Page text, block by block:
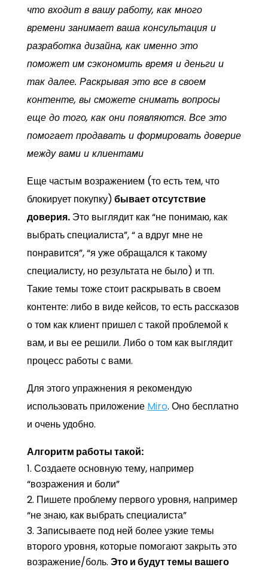
что входит в вашу работу, как много
времени занимает ваша консультация и
разработка дизайна, как именно это
поможет им сэкономить время и деньги и
так далее. Раскрывая это все в своем
контенте, вы сможете снимать вопросы
еще до того, как они появляются. Все это
помогает продавать и формировать доверие
между вами и клиентами
Еще частым возражением (то есть тем, что
блокирует покупку)бывает отсутствие
доверия.Это выглядит как “не понимаю, как
выбрать специалиста”, “ а вдруг мне не
понравится”, “я уже обращался к такому
специалисту, но результата не было) и тп.
Такие темы тоже стоит раскрывать в своем
контенте: либо в виде кейсов, то есть рассказов
о том как клиент пришел с такой проблемой к
вам, и вы ее решили. Либо о том как выглядит
процесс работы с вами.
Для этого упражнения я рекомендую
использовать приложение Miro. Оно бесплатно
и очень удобно.
Алгоритм работы такой:
Создаете основную тему, например
“возражения и боли”
Пишете проблему первого уровня, например
“не знаю, как выбрать специалиста”
Записываете под ней более узкие темы
второго уровня, которые помогают закрыть это
возражение/боль. Это и будут темы вашего